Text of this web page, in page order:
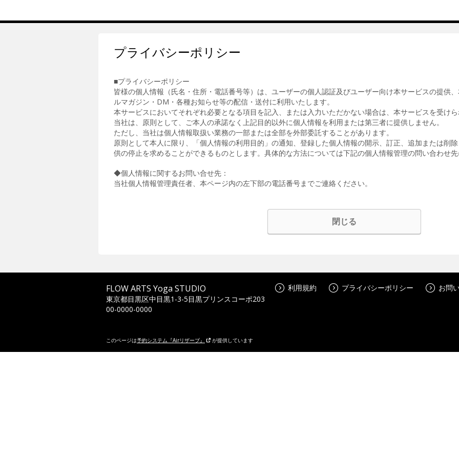
プライバシーポリシー
■プライバシーポリシー
皆様の個人情報（氏名・住所・電話番号等）は、ユーザーの個人認証及びユーザー向け本サービスの提供
ルマガジン・DM・各種お知らせ等の配信・送付に利用いたします。
本サービスにおいてそれぞれ必要となる項目を記入、または入力いただかない場合は、本サービスを受け
当社は、原則として、ご本人の承諾なく上記目的以外に個人情報を利用または第三者に提供しません。
ただし、当社は個人情報取扱い業務の一部または全部を外部委託することがあります。
原則として本人に限り、「個人情報の利用目的」の通知、登録した個人情報の開示、訂正、追加または削
供の停止を求めることができるものとします。具体的な方法については下記の個人情報管理の問い合わせ
◆個人情報に関するお問い合せ先：
当社個人情報管理責任者、本ページ内の左下部の電話番号までご連絡ください。
閉じる
FLOW ARTS Yoga STUDIO
東京都目黒区中目黒1-3-5目黒プリンスコーポ203
00-0000-0000
利用規約 プライバシーポリシー お問
このページは予約システム『Airリザーブ』 が提供しています